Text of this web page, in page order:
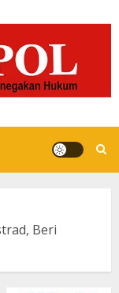
Beri